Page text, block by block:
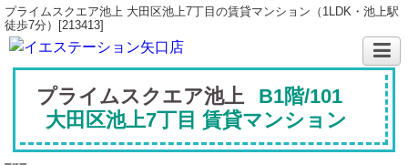
プライムスクエア池上 大田区池上7丁目の賃貸マンション（1LDK・池上駅
徒歩7分）[213413]
プライムスクエア池上
B1階/101
大田区池上7丁目 賃貸マンション